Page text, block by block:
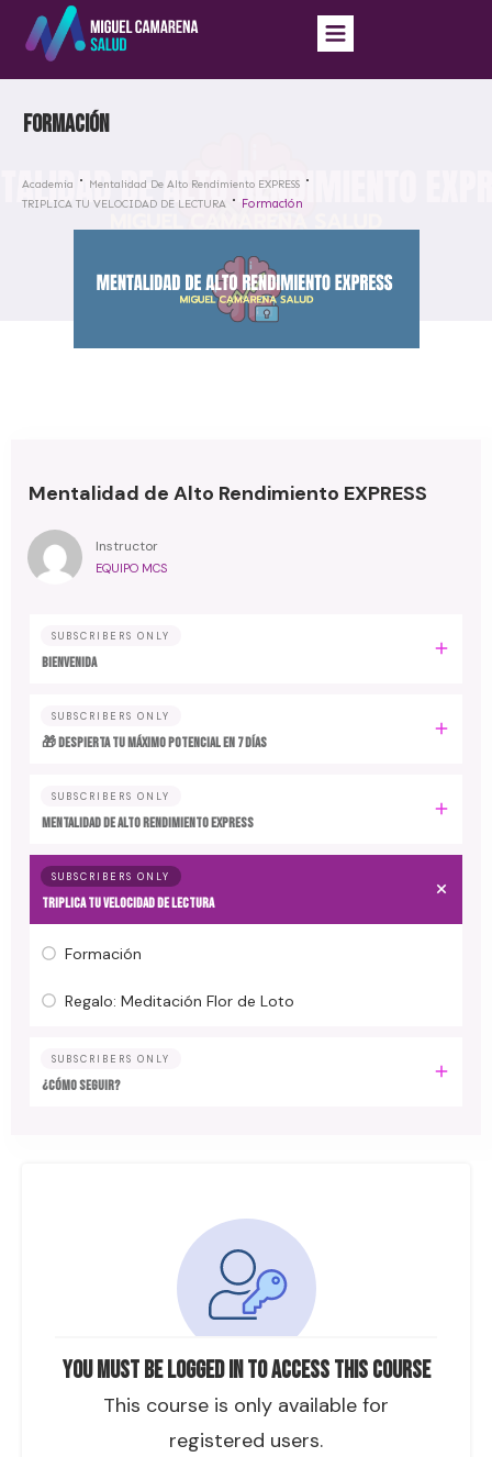
Formación
Academia
Mentalidad De Alto Rendimiento EXPRESS
TRIPLICA TU VELOCIDAD DE LECTURA
Formación
You must be logged in to access this course
This course is only available for
registered users.
Mentalidad de Alto Rendimiento EXPRESS
Instructor
EQUIPO MCS
SUBSCRIBERS ONLY
BIENVENIDA
SUBSCRIBERS ONLY
🎁 DESPIERTA TU MÁXIMO POTENCIAL EN 7 DÍAS
SUBSCRIBERS ONLY
MENTALIDAD DE ALTO RENDIMIENTO EXPRESS
SUBSCRIBERS ONLY
TRIPLICA TU VELOCIDAD DE LECTURA
Formación
Regalo: Meditación Flor de Loto
SUBSCRIBERS ONLY
¿Cómo seguir?